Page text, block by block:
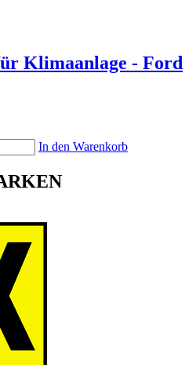
Klimaanlage - Ford
In den Warenkorb